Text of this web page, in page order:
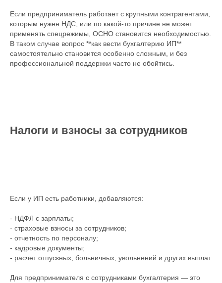
Если предприниматель работает с крупными контрагентами,
которым нужен НДС, или по какой-то причине не может
применять спецрежимы, ОСНО становится необходимостью.
В таком случае вопрос **как вести бухгалтерию ИП**
самостоятельно становится особенно сложным, и без
профессиональной поддержки часто не обойтись.
Налоги и взносы за сотрудников
Если у ИП есть работники, добавляются:
- НДФЛ с зарплаты;
- страховые взносы за сотрудников;
- отчетность по персоналу;
- кадровые документы;
- расчет отпускных, больничных, увольнений и других выплат.
Для предпринимателя с сотрудниками бухгалтерия — это